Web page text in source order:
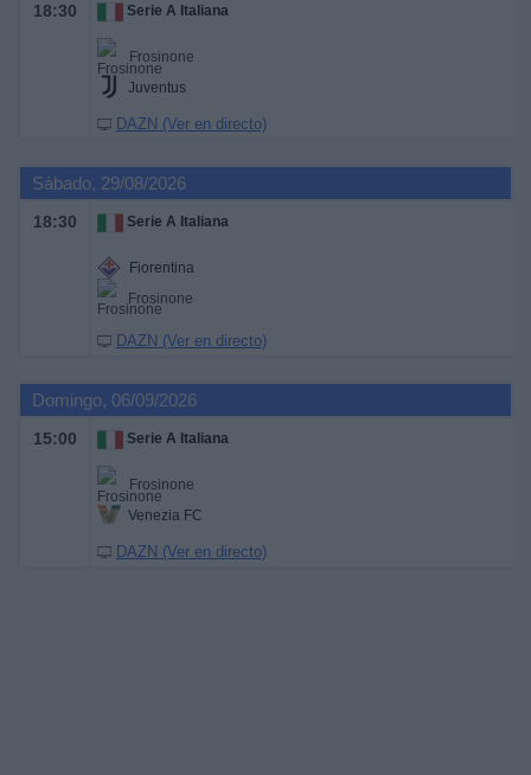
18:30 Serie A Italiana
Frosinone
Juventus
DAZN (Ver en directo)
Sábado, 29/08/2026
18:30 Serie A Italiana
Fiorentina
Frosinone
DAZN (Ver en directo)
Domingo, 06/09/2026
15:00 Serie A Italiana
Frosinone
Venezia FC
DAZN (Ver en directo)